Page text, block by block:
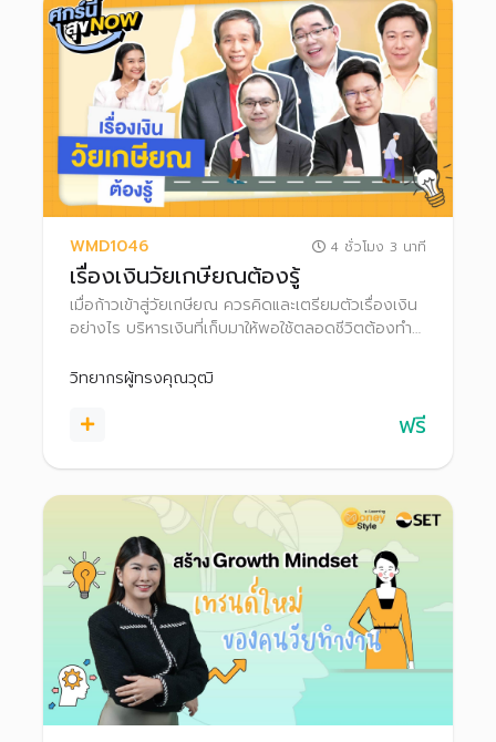
WMD1046 4 ชั่วโมง 3 นาที
เรื่องเงินวัยเกษียณต้องรู้
เมื่อก้าวเข้าสู่วัยเกษียณ ควรคิดและเตรียมตัวเรื่องเงิน
อย่างไร บริหารเงินที่เก็บมาให้พอใช้ตลอดชีวิตต้องทำ
มรดก, ความเสี่ยงหากอายุยืนขึ้น มาเตรียมความพร้อม
วิทยากรผู้ทรงคุณวุฒิ
ฟรี